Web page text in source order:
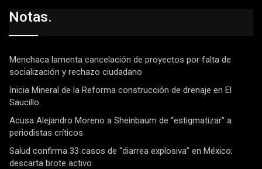
Notas.
Menchaca lamenta cancelación de proyectos por falta de
socialización y rechazo ciudadano
Inicia Mineral de la Reforma construcción de drenaje en El
Saucillo.
Acusa Alejandro Moreno a Sheinbaum de “estigmatizar” a
periodistas críticos.
Salud confirma 33 casos de “diarrea explosiva” en México;
descarta brote activo